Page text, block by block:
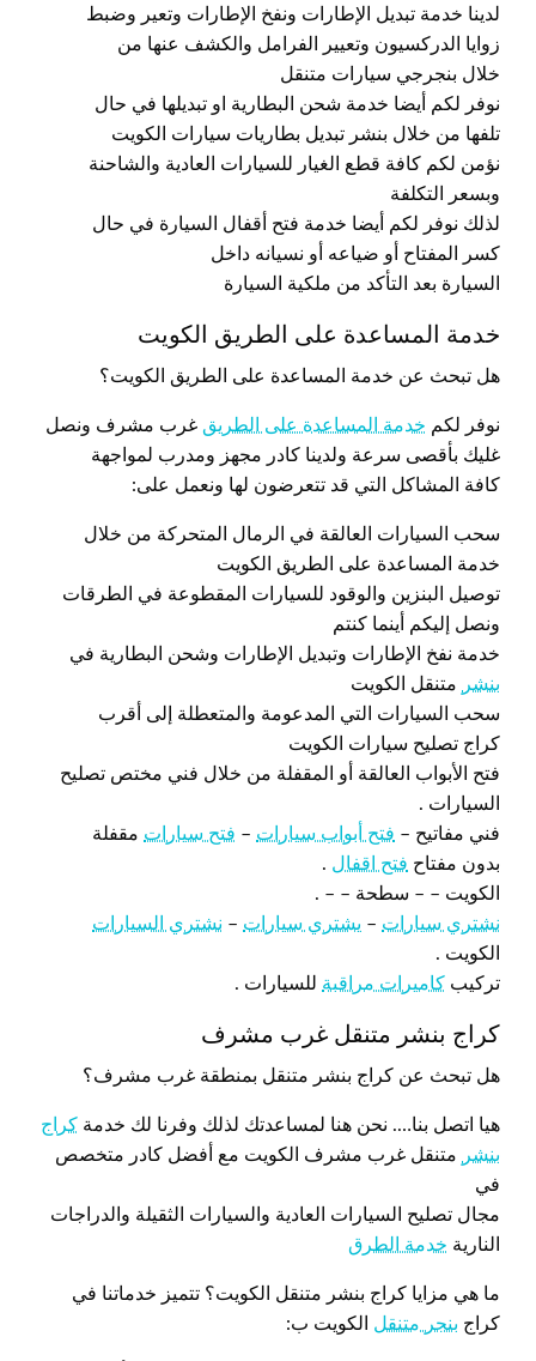
لدينا خدمة تبديل الإطارات ونفخ الإطارات وتعير وضبط
زوايا الدركسيون وتعيير الفرامل والكشف عنها من
خلال بنجرجي سيارات متنقل
نوفر لكم أيضا خدمة شحن البطارية او تبديلها في حال
تلفها من خلال بنشر تبديل بطاريات سيارات الكويت
نؤمن لكم كافة قطع الغيار للسيارات العادية والشاحنة
وبسعر التكلفة
لذلك نوفر لكم أيضا خدمة فتح أقفال السيارة في حال
كسر المفتاح أو ضياعه أو نسيانه داخل
السيارة بعد التأكد من ملكية السيارة
خدمة المساعدة على الطريق الكويت
هل تبحث عن خدمة المساعدة على الطريق الكويت؟
نوفر لكم خدمة المساعدة على الطريق غرب مشرف ونصل
غليك بأقصى سرعة ولدينا كادر مجهز ومدرب لمواجهة
كافة المشاكل التي قد تتعرضون لها ونعمل على:
سحب السيارات العالقة في الرمال المتحركة من خلال
خدمة المساعدة على الطريق الكويت
توصيل البنزين والوقود للسيارات المقطوعة في الطرقات
ونصل إليكم أينما كنتم
خدمة نفخ الإطارات وتبديل الإطارات وشحن البطارية في
بنشر
متنقل الكويت
سحب السيارات التي المدعومة والمتعطلة إلى أقرب
كراج تصليح سيارات الكويت
فتح الأبواب العالقة أو المقفلة من خلال فني مختص تصليح
السيارات .
فني مفاتيح – فتح أبواب سيارات – فتح سيارات مقفلة
بدون مفتاح فتح اقفال .
الكويت – – سطحة – – .
نشتري سيارات – يشتري سيارات – نشتري السيارات
الكويت .
تركيب كاميرات مراقبة للسيارات .
كراج بنشر متنقل غرب مشرف
هل تبحث عن كراج بنشر متنقل بمنطقة غرب مشرف؟
هيا اتصل بنا…. نحن هنا لمساعدتك لذلك وفرنا لك خدمة كراج
بنشر
متنقل غرب مشرف الكويت مع أفضل كادر متخصص
في
مجال تصليح السيارات العادية والسيارات الثقيلة والدراجات
النارية خدمة الطرق
ما هي مزايا كراج بنشر متنقل الكويت؟ تتميز خدماتنا في
كراج بنجر متنقل الكويت ب: